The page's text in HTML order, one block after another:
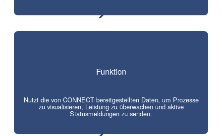
Funktion
Nutzt die von CONNECT bereitgestellten Daten, um Prozesse
zu visualisieren, Leistung zu überwachen und aktive
Statusmeldungen zu senden.